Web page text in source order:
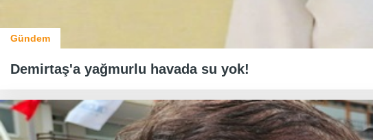
Gündem
Demirtaş'a yağmurlu havada su yok!